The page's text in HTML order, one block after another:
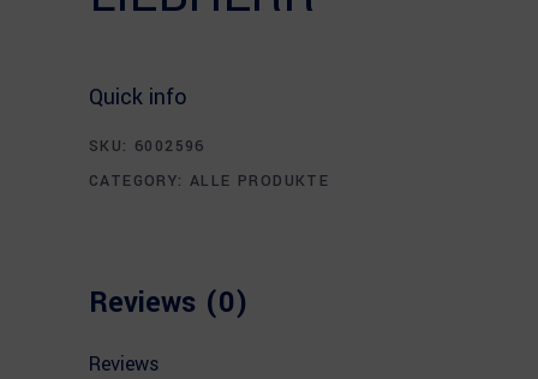
Quick info
SKU: 6002596
CATEGORY:ALLE PRODUKTE
Reviews (0)
Reviews